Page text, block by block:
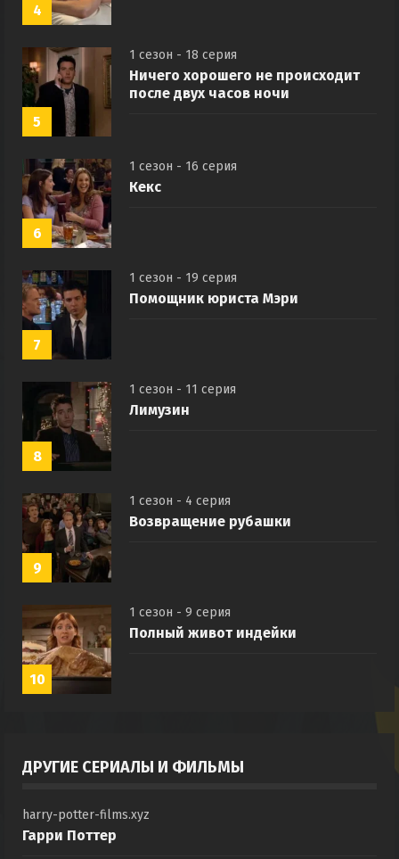
4
5
1 сезон - 18 серия
Ничего хорошего не происходит
после двух часов ночи
6
1 сезон - 16 серия
Кекс
7
1 сезон - 19 серия
Помощник юриста Мэри
8
1 сезон - 11 серия
Лимузин
9
1 сезон - 4 серия
Возвращение рубашки
10
1 сезон - 9 серия
Полный живот индейки
ДРУГИЕ СЕРИАЛЫ И ФИЛЬМЫ
harry-potter-films.xyz
Гарри Поттер